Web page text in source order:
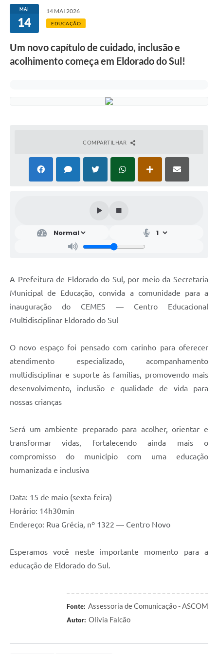
MAI
14
14 MAI 2026
EDUCAÇÃO
Um novo capítulo de cuidado, inclusão e
acolhimento começa em Eldorado do Sul!
COMPARTILHAR
A Prefeitura de Eldorado do Sul, por meio da Secretaria
Municipal de Educação, convida a comunidade para a
inauguração do CEMES — Centro Educacional
Multidisciplinar Eldorado do Sul
O novo espaço foi pensado com carinho para oferecer
atendimento especializado, acompanhamento
multidisciplinar e suporte às famílias, promovendo mais
desenvolvimento, inclusão e qualidade de vida para
nossas crianças
Será um ambiente preparado para acolher, orientar e
transformar vidas, fortalecendo ainda mais o
compromisso do município com uma educação
humanizada e inclusiva
Data: 15 de maio (sexta-feira)
Horário: 14h30min
Endereço: Rua Grécia, nº 1322 — Centro Novo
Esperamos você neste importante momento para a
educação de Eldorado do Sul.
Fonte: Assessoria de Comunicação - ASCOM
Autor: Olívia Falcão